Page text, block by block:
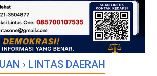
› LINTAS DAERAH